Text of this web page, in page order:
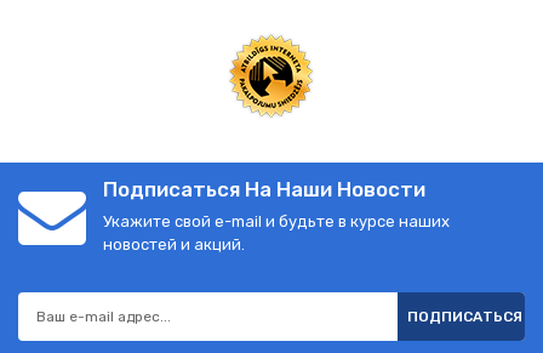
Подписаться На Наши Новости
Укажите свой e-mail и будьте в курсе наших
новостей и акций.
ПОДПИСАТЬСЯ